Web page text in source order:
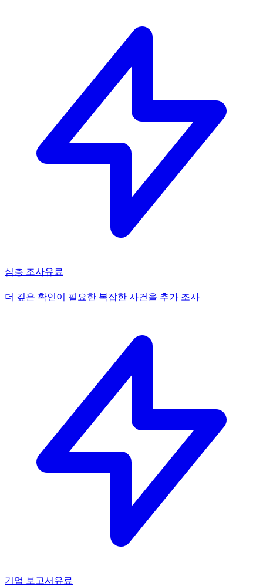
심층 조사유료
더 깊은 확인이 필요한 복잡한 사건을 추가 조사
기업 보고서 유료